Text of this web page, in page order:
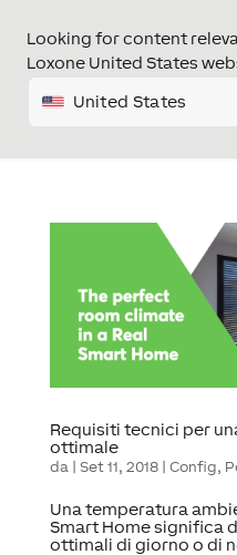
Looking for content
Loxone United States
United States
Requisiti tecnici per
ottimale
da Set 11, 2018| Config,
Una temperatura
Smart Home significa
ottimali di giorno o di